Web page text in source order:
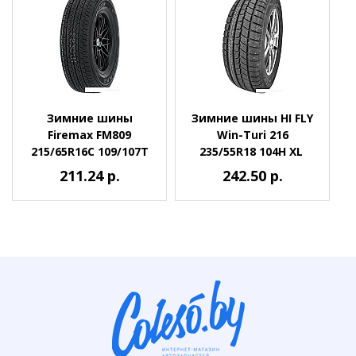
Зимние шины
Firemax FM809
215/65R16C 109/107T
211.24 р.
Зимние шины HI FLY
Win-Turi 216
235/55R18 104H XL
242.50 р.